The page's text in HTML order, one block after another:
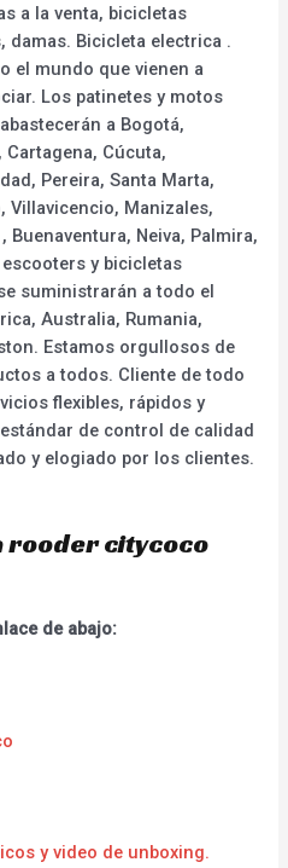
a la venta, bicicletas
damas. Bicicleta electrica .
el mundo que vienen a
Los patinetes y motos
a Bogotá,
Cúcuta,
Pereira, Santa Marta,
Villavicencio, Manizales,
Buenaventura, Neiva, Palmira,
y bicicletas
suministrarán a todo el
Australia, Rumania,
Estamos orgullosos de
a todos. Cliente de todo
flexibles, rápidos y
de control de calidad
y elogiado por los clientes.
rooder citycoco
de abajo:
y video de unboxing.